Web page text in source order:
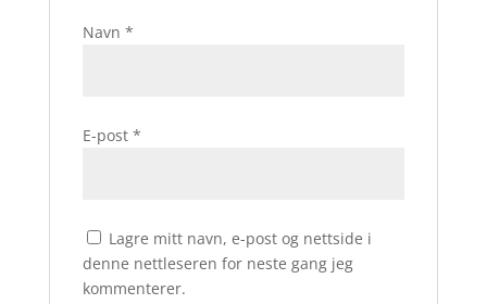
Navn *
E-post *
Lagre mitt navn, e-post og nettside i
denne nettleseren for neste gang jeg
kommenterer.